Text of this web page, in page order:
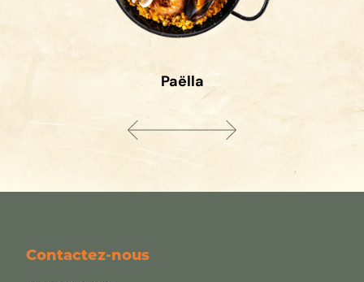
Paëlla
Contactez-nous